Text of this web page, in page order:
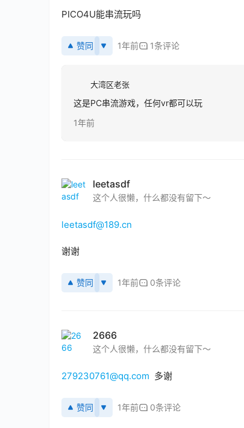
PICO4U能串流玩吗
赞同 1年前 1条评论
大湾区老张
这是PC串流游戏，任何vr都可以玩
1年前
leetasdf
这个人很懒，什么都没有留下～
leetasdf@189.cn
谢谢
赞同 1年前 0条评论
2666
这个人很懒，什么都没有留下～
279230761@qq.com 多谢
赞同 1年前 0条评论